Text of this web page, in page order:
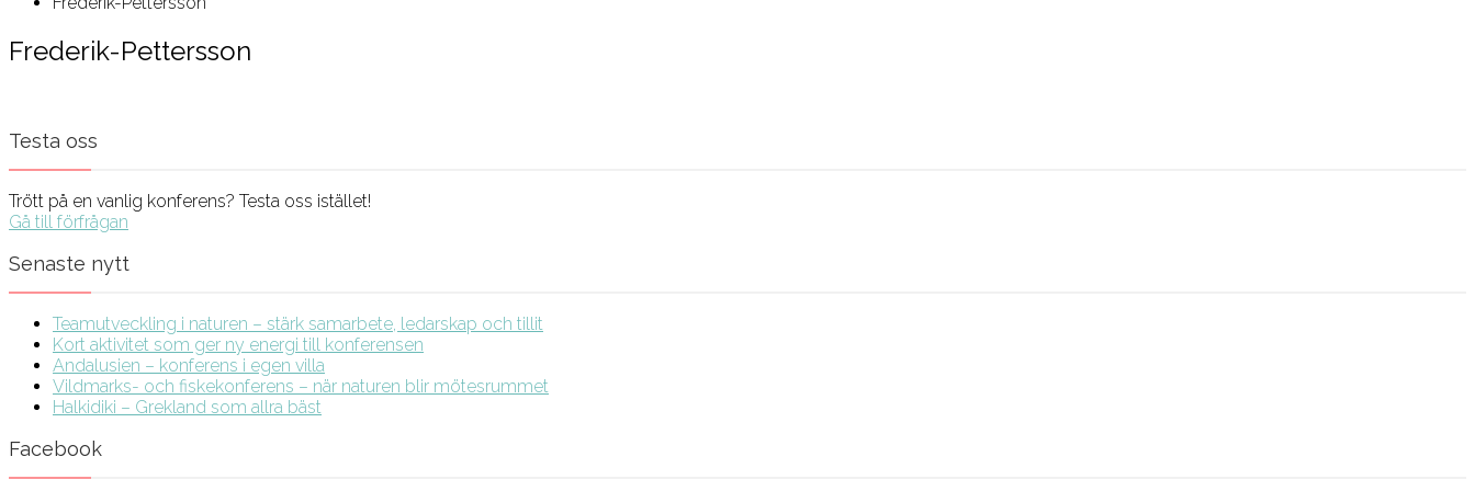
Frederik-Pettersson
Testa oss
Trött på en vanlig konferens? Testa oss istället!
Gå till förfrågan
Senaste nytt
Teamutveckling i naturen – stärk samarbete, ledarskap och tillit
Kort aktivitet som ger ny energi till konferensen
Andalusien – konferens i egen villa
Vildmarks- och fiskekonferens – när naturen blir mötesrummet
Halkidiki – Grekland som allra bäst
Facebook